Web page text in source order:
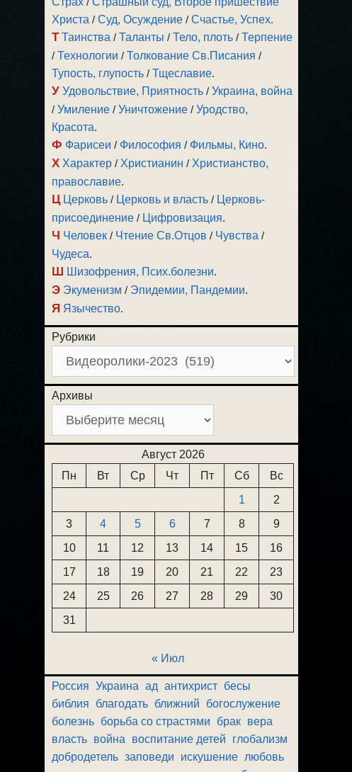
Христа /Суд, Осуждение /Счастье, Успех.
Т Таинства /Таланты /Тело, плоть /Терпение
/Технологии /Толкование Св.Писания /
Тупость, глупость /Тщеславие.
У Удовольствие, Приятность /Украина, война
/Умиление /Уничтожение /Уродство,
Красота.
Ф Фарисеи / Философия / Фильмы, Кино.
Х Характер / Христианин / Христианство,
православие.
Ц Церковь / Церковь и власть / Церковь-
присоединение / Цифровизация.
Ч Человек / Чтение Св.Отцов / Чувства /
Чудеса.
Ш Шизофрения, Псих.болезни.
Э Экуменизм / Эпидемии, Пандемии.
Я Язычество.
Рубрики
Архивы
Август 2026
Пн
Вт Ср Чт Пт Сб
Вс
1
2
3
4 5 6 7 8
9
10
11 12 13 14 15
16
17
18 19 20 21 22
23
24
25 26 27 28 29
30
31
« Июл
Россия Украина ад антихрист бесы
библия
благодать ближний
богослужение
болезнь борьба со страстями брак вера
власть война воспитание детей
глобализм
добродетель заповеди искушение любовь